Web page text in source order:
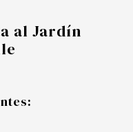
al Jardín